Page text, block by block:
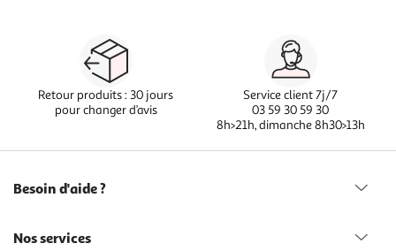
Retour produits : 30 jours
pour changer d’avis
Service client 7j/7
03 59 30 59 30
8h>21h, dimanche 8h30>13h
Besoin d'aide ?
Nos services